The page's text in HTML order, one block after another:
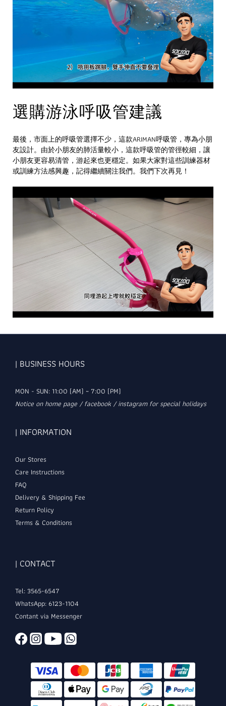
選購游泳呼吸管建議
最後，市面上的呼吸管選擇不少，這款ARIMAN呼吸管，專為小朋
友設計。由於小朋友的肺活量較小，這款呼吸管的管徑較細，讓
小朋友更容易清管，游起來也更穩定。如果大家對這些訓練器材
或訓練方法感興趣，記得繼續關注我們。我們下次再見！
| BUSINESS HOURS
MON - SUN: 11:00 (AM) ~ 7:00 (PM)
Notice on home page / facebook / instagram for special holidays
| INFORMATION
Our Stores
Care Instructions
FAQ
Delivery & Shipping Fee
Return Policy
Terms & Conditions
| CONTACT
Tel: 3565-6547
WhatsApp: 6123-1104
Contant via Messenger